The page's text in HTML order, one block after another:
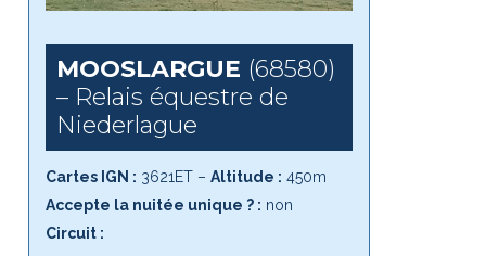
MOOSLARGUE (68580)
– Relais équestre de
Niederlague
Cartes IGN : 3621ET –Altitude : 450m
Accepte la nuitée unique ? : non
Circuit :